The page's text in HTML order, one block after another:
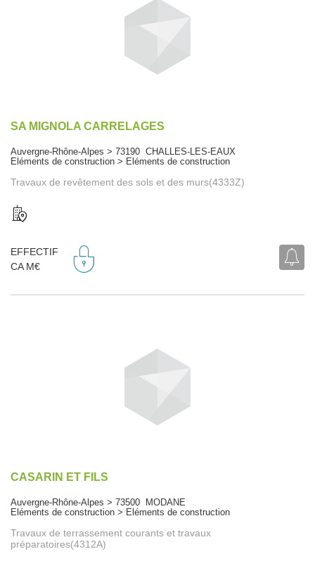
SA MIGNOLA CARRELAGES
Auvergne-Rhône-Alpes > 73190 CHALLES-LES-EAUX
Eléments de construction > Eléments de construction
Travaux de revêtement des sols et des murs(4333Z)
EFFECTIF
CA M€
CASARIN ET FILS
Auvergne-Rhône-Alpes > 73500 MODANE
Eléments de construction > Eléments de construction
Travaux de terrassement courants et travaux
préparatoires(4312A)